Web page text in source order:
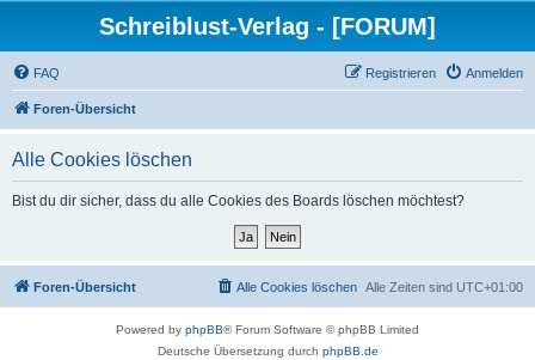
Schreiblust-Verlag - [FORUM]
FAQ Anmelden
Registrieren
Foren-Übersicht
Alle Cookies löschen
Bist du dir sicher, dass du alle Cookies des Boards löschen möchtest?
Foren-Übersicht Alle Zeiten sind UTC+01:00
Alle Cookies löschen
Powered by phpBB® Forum Software © phpBB Limited
Deutsche Übersetzung durch phpBB.de